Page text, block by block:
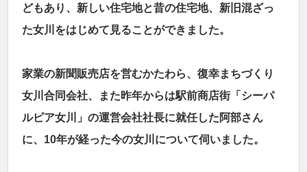
どもあり、新しい住宅地と昔の住宅地、新旧混ざっ
た女川をはじめて見ることができました。
家業の新聞販売店を営むかたわら、復幸まちづくり
女川合同会社、また昨年からは駅前商店街「シーパ
ルピア女川」の運営会社社長に就任した阿部さん
に、10年が経った今の女川について伺いました。